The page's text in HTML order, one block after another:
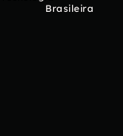
Brasileira